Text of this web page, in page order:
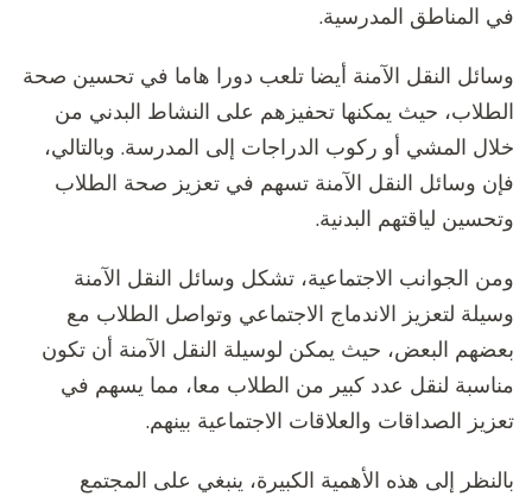
في المناطق المدرسية.
وسائل النقل الآمنة أيضا تلعب دورا هاما في تحسين صحة
الطلاب، حيث يمكنها تحفيزهم على النشاط البدني من
خلال المشي أو ركوب الدراجات إلى المدرسة. وبالتالي،
فإن وسائل النقل الآمنة تسهم في تعزيز صحة الطلاب
وتحسين لياقتهم البدنية.
ومن الجوانب الاجتماعية، تشكل وسائل النقل الآمنة
وسيلة لتعزيز الاندماج الاجتماعي وتواصل الطلاب مع
بعضهم البعض، حيث يمكن لوسيلة النقل الآمنة أن تكون
مناسبة لنقل عدد كبير من الطلاب معا، مما يسهم في
تعزيز الصداقات والعلاقات الاجتماعية بينهم.
بالنظر إلى هذه الأهمية الكبيرة، ينبغي على المجتمع